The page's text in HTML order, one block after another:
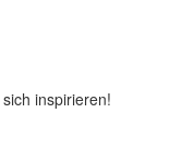
inspirieren!